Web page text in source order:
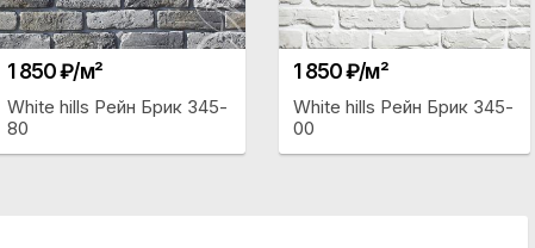
1 850 ₽/м²
White hills Рейн Брик 345-
80
1 850 ₽/м²
White hills Рейн Брик 345-
00